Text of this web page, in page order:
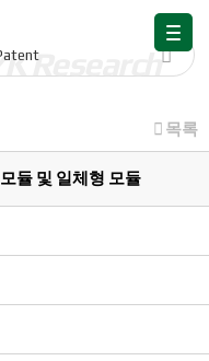
목록
듈 및 일체형 모듈